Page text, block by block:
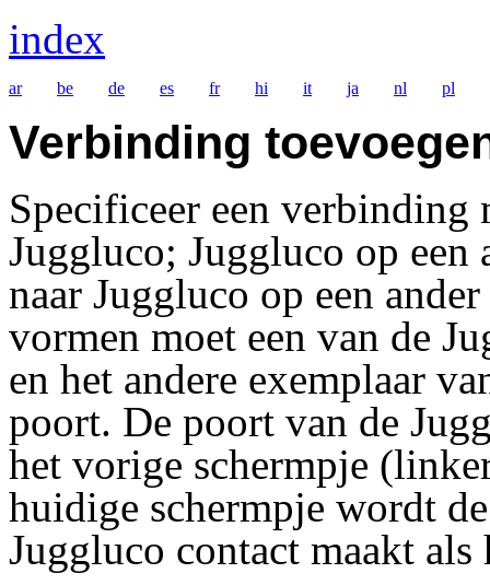
index
ar be de es fr hi it ja nl pl
Verbinding
Specificeer een verbinding
Juggluco; Juggluco op een
naar Juggluco op een
vormen moet een van de
en het andere exemplaar
poort. De poort van de
het vorige schermpje
huidige schermpje wordt
Juggluco contact maakt